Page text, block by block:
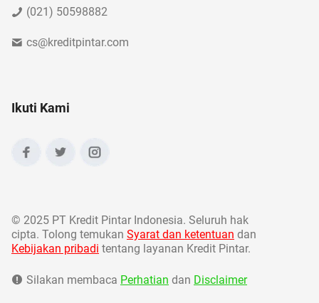
(021) 50598882
cs@kreditpintar.com
Ikuti Kami
© 2025 PT Kredit Pintar Indonesia. Seluruh hak
cipta. Tolong temukan Syarat dan ketentuan dan
Kebijakan pribadi tentang layanan Kredit Pintar.
Silakan membaca Perhatian dan Disclaimer